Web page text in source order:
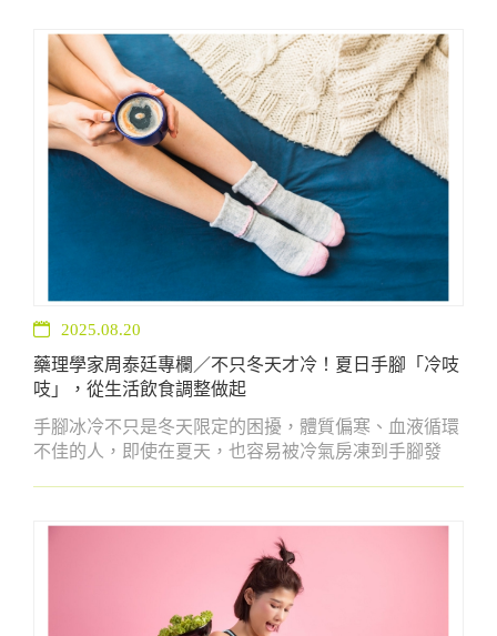
2025.08.20
藥理學家周泰廷專欄／不只冬天才冷！夏日手腳「冷吱
吱」，從生活飲食調整做起
手腳冰冷不只是冬天限定的困擾，體質偏寒、血液循環
不佳的人，即使在夏天，也容易被冷氣房凍到手腳發